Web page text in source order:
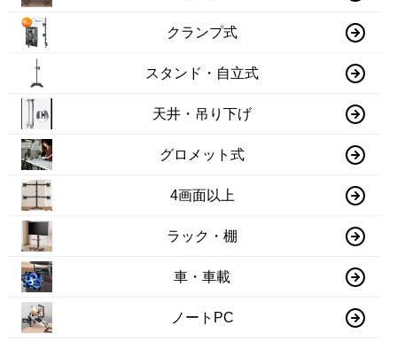
クランプ式
スタンド・自立式
天井・吊り下げ
グロメット式
4画面以上
ラック・棚
車・車載
ノートPC